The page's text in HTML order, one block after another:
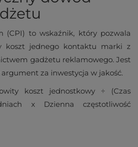
(CPI) to wskaźnik, który pozwala
koszt jednego kontaktu marki z
gadżetu reklamowego. Jest
za inwestycja w jakość.
koszt jednostkowy ÷ (Czas
x Dzienna częstotliwość